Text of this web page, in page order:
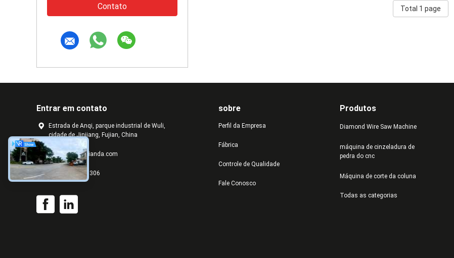
Contato Total 1 page
Entrar em contato
Estrada de Anqi, parque industrial de Wuli,
cidade de Jinjiang, Fujian, China
group@chinaxianda.com
+86-13055673306
sobre
Perfil da Empresa
Fábrica
Controle de Qualidade
Fale Conosco
Produtos
Diamond Wire Saw Machine
máquina de cinzeladura de
pedra do cnc
Máquina de corte da coluna
Todas as categorias